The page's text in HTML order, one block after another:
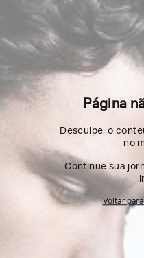
Página
Desculpe, o
no
Continue sua
Voltar